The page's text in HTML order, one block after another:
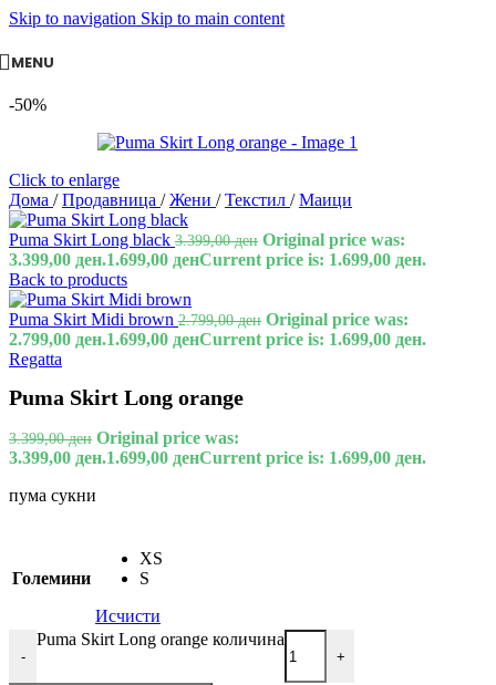
Skip to navigation Skip to main content
MENU
-50%
Click to enlarge
Дома / Продавница / Жени / Текстил / Маици
Puma Skirt Long black 3.399,00ден Original price was:
3.399,00 ден.1.699,00 денCurrent price is: 1.699,00 ден.
Back to products
Puma Skirt Midi brown 2.799,00ден Original price was:
2.799,00 ден.1.699,00 денCurrent price is: 1.699,00 ден.
Regatta
Puma Skirt Long orange
3.399,00ден Original price was:
3.399,00 ден.1.699,00 денCurrent price is: 1.699,00 ден.
пума сукни
Големини
XS
S
Исчисти
-
Puma Skirt Long orange количина
+